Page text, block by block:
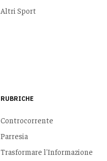
Altri Sport
RUBRICHE
Controcorrente
Parresia
Trasformare l'Informazione